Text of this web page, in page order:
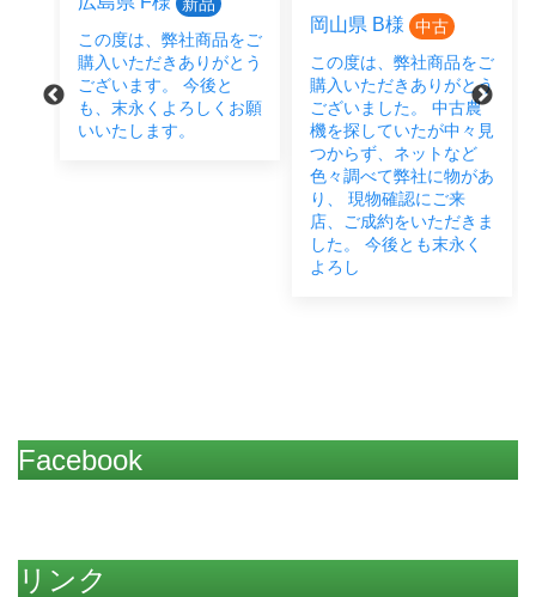
この度は、弊社商品をご
購入いただきありがとう
ございました。 中古農
機を探していたが中々見
広島県 M様 中古
この度は、弊社商品をご
購入いただきありがとう
ございました。 畑作業
に欠かせないということ
で、JB14・うねたて機
とご成約いただきまし
た。 お近くですので、
お困りごとなどございま
したらいつでもご連絡く
だ
Facebook
リンク